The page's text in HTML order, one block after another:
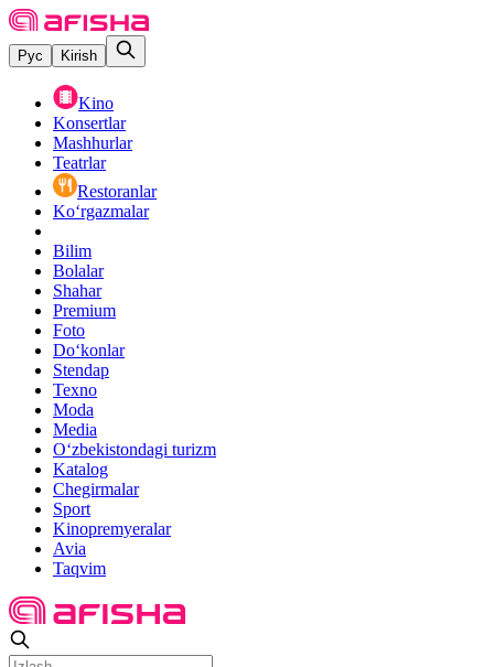
Рус Kirish
Kino
Konsertlar
Mashhurlar
Teatrlar
Restoranlar
Ko‘rgazmalar
Bilim
Bolalar
Shahar
Premium
Foto
Do‘konlar
Stendap
Texno
Moda
Media
O‘zbekistondagi turizm
Katalog
Chegirmalar
Sport
Kinopremyeralar
Avia
Taqvim